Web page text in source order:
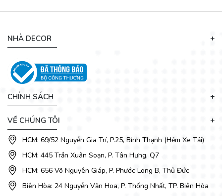
DecoViet
với nhu cầu sử dụng cũng như gu thẩm mỹ của gia đình bạn.
Hãy liên hệ với chúng tôi để được cung cấp dịch vụ thiết kế,
thi công tủ bếp đẹp và mới nhất.
NHÀ DECOR
CHÍNH SÁCH
VỀ CHÚNG TÔI
HCM: 69/52 Nguyễn Gia Trí, P.25, Bình Thạnh (Hẻm Xe Tải)
HCM: 445 Trần Xuân Soạn, P. Tân Hưng, Q7
HCM: 656 Võ Nguyên Giáp, P. Phước Long B, Thủ Đức
Biên Hòa: 24 Nguyễn Văn Hoa, P. Thống Nhất, TP. Biên Hòa